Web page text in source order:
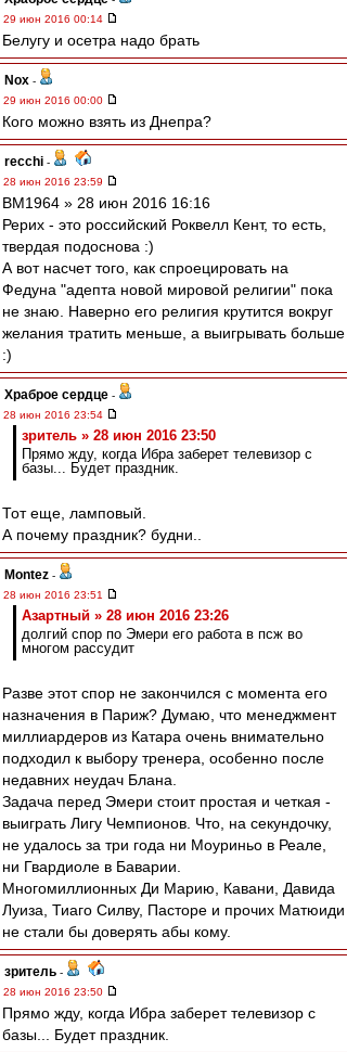
29 июн 2016 00:14
Белугу и осетра надо брать
Nox -
29 июн 2016 00:00
Кого можно взять из Днепра?
recchi -
28 июн 2016 23:59
BM1964 » 28 июн 2016 16:16
Рерих - это российский Роквелл Кент, то есть,
твердая подоснова :)
А вот насчет того, как спроецировать на
Федуна "адепта новой мировой религии" пока
не знаю. Наверно его религия крутится вокруг
желания тратить меньше, а выигрывать больше
:)
Храброе сердце -
28 июн 2016 23:54
зpитель » 28 июн 2016 23:50
Прямо жду, когда Ибра заберет телевизор с
базы... Будет праздник.
Тот еще, ламповый.
А почему праздник? будни..
Montez -
28 июн 2016 23:51
Азартный » 28 июн 2016 23:26
долгий спор по Эмери его работа в псж во
многом рассудит
Разве этот спор не закончился с момента его
назначения в Париж? Думаю, что менеджмент
миллиардеров из Катара очень внимательно
подходил к выбору тренера, особенно после
недавних неудач Блана.
Задача перед Эмери стоит простая и четкая -
выиграть Лигу Чемпионов. Что, на секундочку,
не удалось за три года ни Моуриньо в Реале,
ни Гвардиоле в Баварии.
Многомиллионных Ди Марию, Кавани, Давида
Луиза, Тиаго Силву, Пасторе и прочих Матюиди
не стали бы доверять абы кому.
зpитель -
28 июн 2016 23:50
Прямо жду, когда Ибра заберет телевизор с
базы... Будет праздник.